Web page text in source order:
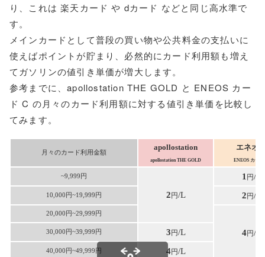
り、これは 楽天カード や dカード などと同じ高水準で
す。
メインカードとして普段の買い物や公共料金の支払いに
使えばポイントが貯まり、必然的にカード利用額も増え
てガソリンの値引き単価が増大します。
参考までに、apollostation THE GOLD と ENEOS カー
ド C の月々のカード利用額に対する値引き単価を比較し
てみます。
月々のカード利用金額
apollostation
apollostation THE GOLD
エネオ
ENEOS カー
~9,999円
2円/L
1 円/L
10,000円~19,999円 2円/L
20,000円~29,999円
4円/L
30,000円~39,999円 3円/L
40,000円~49,999円 4円/L